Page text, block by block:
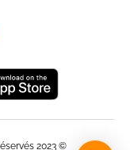
© Web News / le360.ma / Tous droits réservés 2023